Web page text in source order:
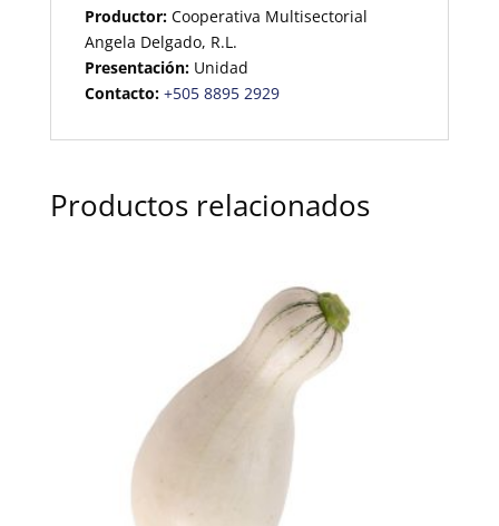
Productor:Cooperativa Multisectorial
Angela Delgado, R.L.
Presentación:Unidad
Contacto: +505 8895 2929
Productos relacionados